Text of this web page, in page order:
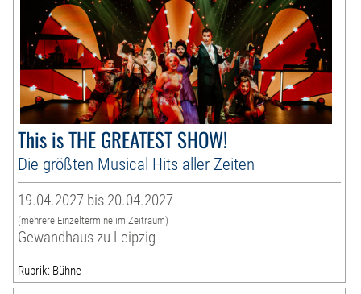
This is THE GREATEST SHOW!
Die größten Musical Hits aller Zeiten
19.04.2027 bis 20.04.2027
(mehrere Einzeltermine im Zeitraum)
Gewandhaus zu Leipzig
Rubrik: Bühne